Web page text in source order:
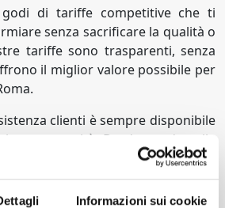
Informazioni sui cookie
godi di tariffe competitive che ti
senza sacrificare la qualità o
tariffe sono trasparenti, senza
il miglior valore possibile per
clienti è sempre disponibile
tua necessità. Da domande sulla
speciali, siamo qui per
di parcheggio sia senza